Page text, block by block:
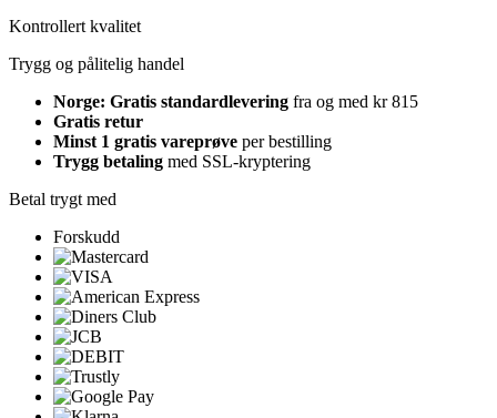
Kontrollert kvalitet
Trygg og pålitelig handel
Norge: Gratis standardlevering fra og med kr 815
Gratis retur
Minst 1 gratis vareprøve per bestilling
Trygg betaling med SSL-kryptering
Betal trygt med
Forskudd